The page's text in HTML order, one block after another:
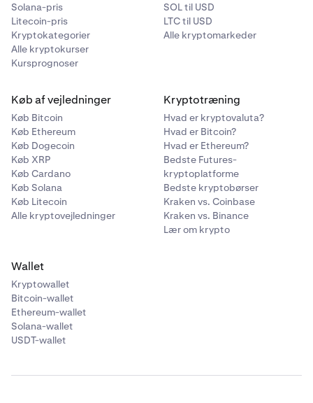
Solana-pris
Litecoin-pris
Kryptokategorier
Alle kryptokurser
Kursprognoser
SOL til USD
LTC til USD
Alle kryptomarkeder
Køb af vejledninger
Køb Bitcoin
Køb Ethereum
Køb Dogecoin
Køb XRP
Køb Cardano
Køb Solana
Køb Litecoin
Alle kryptovejledninger
Kryptotræning
Hvad er kryptovaluta?
Hvad er Bitcoin?
Hvad er Ethereum?
Bedste Futures-
kryptoplatforme
Bedste kryptobørser
Kraken vs. Coinbase
Kraken vs. Binance
Lær om krypto
Wallet
Kryptowallet
Bitcoin-wallet
Ethereum-wallet
Solana-wallet
USDT-wallet